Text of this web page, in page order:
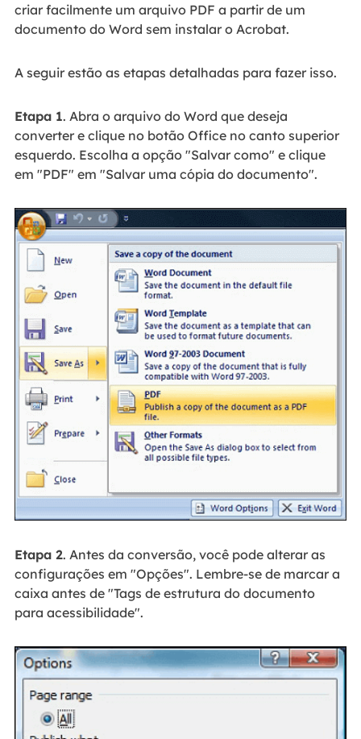
criar facilmente um arquivo PDF a partir de um
documento do Word sem instalar o Acrobat.
A seguir estão as etapas detalhadas para fazer isso.
Etapa 1. Abra o arquivo do Word que deseja
converter e clique no botão Office no canto superior
esquerdo. Escolha a opção "Salvar como" e clique
em "PDF" em "Salvar uma cópia do documento".
Etapa 2. Antes da conversão, você pode alterar as
configurações em "Opções". Lembre-se de marcar a
caixa antes de "Tags de estrutura do documento
para acessibilidade".